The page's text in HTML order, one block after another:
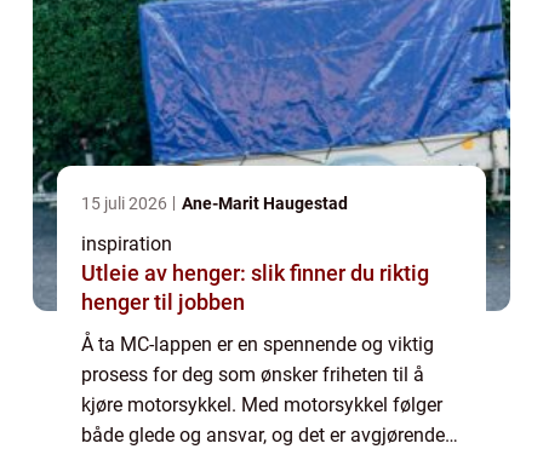
15 juli 2026 Ane-Marit Haugestad
inspiration
Utleie av henger: slik finner du riktig
henger til jobben
Å ta MC-lappen er en spennende og viktig
prosess for deg som ønsker friheten til å
kjøre motorsykkel. Med motorsykkel følger
både glede og ansvar, og det er avgjørende å